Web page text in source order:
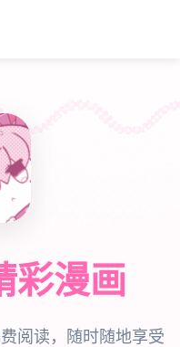
彩漫画
阅读，随时随地享受